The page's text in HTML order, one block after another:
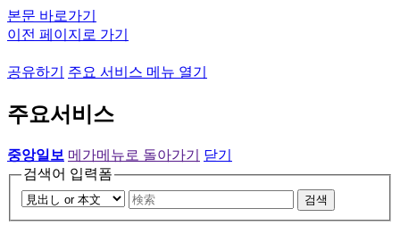
본문 바로가기
이전 페이지로 가기
공유하기 주요 서비스 메뉴 열기
주요서비스
중앙일보 메가메뉴로 돌아가기
닫기
검색어 입력폼
검색